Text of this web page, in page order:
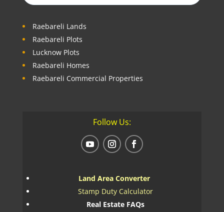
Raebareli Lands
Raebareli Plots
Lucknow Plots
Raebareli Homes
Raebareli Commercial Properties
Follow Us:
Land Area Converter
Stamp Duty Calculator
Real Estate FAQs